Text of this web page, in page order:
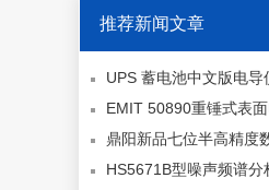
推荐新闻文章
UPS 蓄电池中文版电导仪，蓄电池检测仪,电池
EMIT 50890重锤式表面电阻测试仪测试小型材料表面电阻/电阻率（采用 SPP3 同
鼎阳新品七位半高精度数字电压表与背面板
HS5671B型噪声频谱分